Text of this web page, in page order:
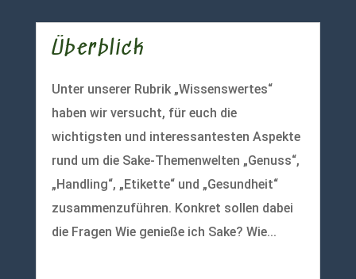
Überblick
Unter unserer Rubrik „Wissenswertes“
haben wir versucht, für euch die
wichtigsten und interessantesten Aspekte
rund um die Sake-Themenwelten „Genuss“,
„Handling“, „Etikette“ und „Gesundheit“
zusammenzuführen. Konkret sollen dabei
die Fragen Wie genieße ich Sake? Wie...